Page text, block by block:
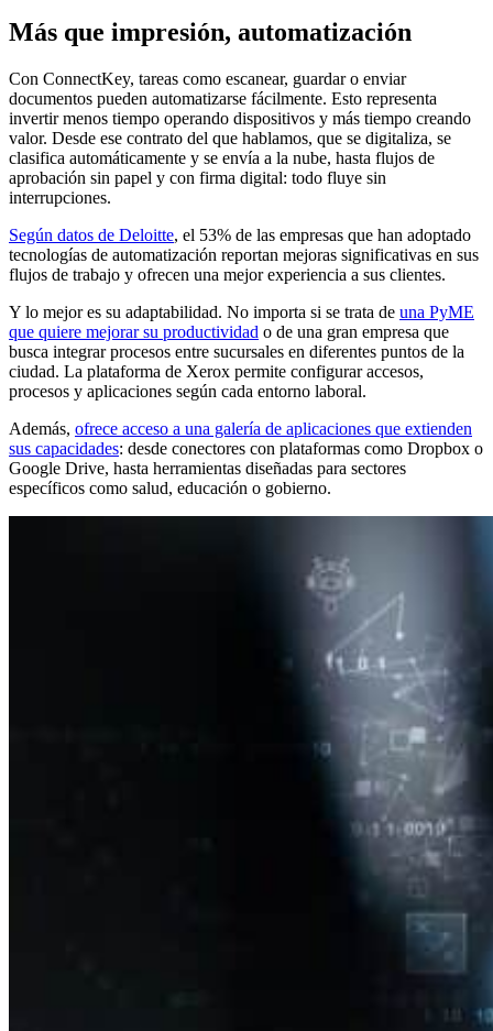
Más que impresión, automatización
Con ConnectKey, tareas como escanear, guardar o enviar
documentos pueden automatizarse fácilmente. Esto representa
invertir menos tiempo operando dispositivos y más tiempo creando
valor. Desde ese contrato del que hablamos, que se digitaliza, se
clasifica automáticamente y se envía a la nube, hasta flujos de
aprobación sin papel y con firma digital: todo fluye sin
interrupciones.
Según datos de Deloitte, el 53% de las empresas que han adoptado
tecnologías de automatización reportan mejoras significativas en sus
flujos de trabajo y ofrecen una mejor experiencia a sus clientes.
Y lo mejor es su adaptabilidad. No importa si se trata de una PyME
que quiere mejorar su productividad o de una gran empresa que
busca integrar procesos entre sucursales en diferentes puntos de la
ciudad. La plataforma de Xerox permite configurar accesos,
procesos y aplicaciones según cada entorno laboral.
Además, ofrece acceso a una galería de aplicaciones que extienden
sus capacidades: desde conectores con plataformas como Dropbox o
Google Drive, hasta herramientas diseñadas para sectores
específicos como salud, educación o gobierno.